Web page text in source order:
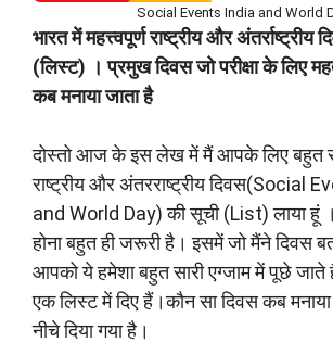
Social Events India and World
भारत में महत्त्वपूर्ण राष्ट्रीय और अंतर्राष्ट्रीय
(लिस्ट) । प्रमुख दिवस जो परीक्षा के लिए
कब मनाया जाता है
दोस्तो आज के इस लेख में मैं आपके लिए बहुत
राष्ट्रीय और अंतरराष्ट्रीय दिवस(Social
and World Day) की सूची (List) लाया हूं
होना बहुत ही जरूरी है। इसमें जो मैंने दिवस
आपको ये हमेशा बहुत सारी एग्जाम में पूछे जाते
एक लिस्ट में दिए हैं।कौन सा दिवस कब
नीचे दिया गया है।